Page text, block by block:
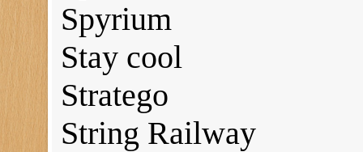
Spyrium
Stay cool
Stratego
String Railway